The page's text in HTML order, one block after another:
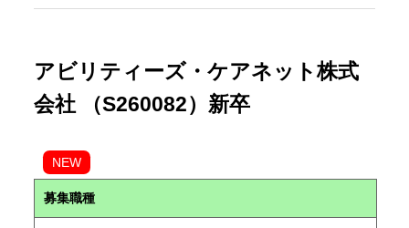
アビリティーズ・ケアネット株式
会社 （S260082）新卒
NEW
募集職種